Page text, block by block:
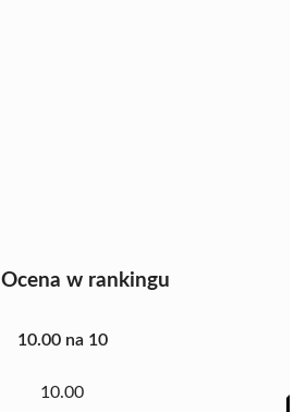
Ocena w rankingu
10.00 na 10
10.00